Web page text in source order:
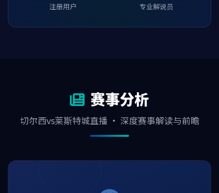
注册用户 专业解说员
赛事分析
切尔西vs莱斯特城直播 · 深度赛事解读与前瞻